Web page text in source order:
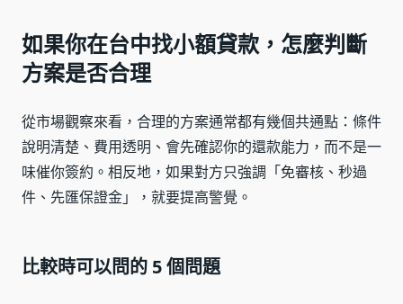
如果你在台中找小額貸款，怎麼判斷
方案是否合理
從市場觀察來看，合理的方案通常都有幾個共通點：條件
說明清楚、費用透明、會先確認你的還款能力，而不是一
味催你簽約。相反地，如果對方只強調「免審核、秒過
件、先匯保證金」，就要提高警覺。
比較時可以問的 5 個問題